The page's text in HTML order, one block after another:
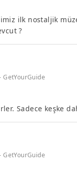
ilk nostaljik
?
Sadece keşke